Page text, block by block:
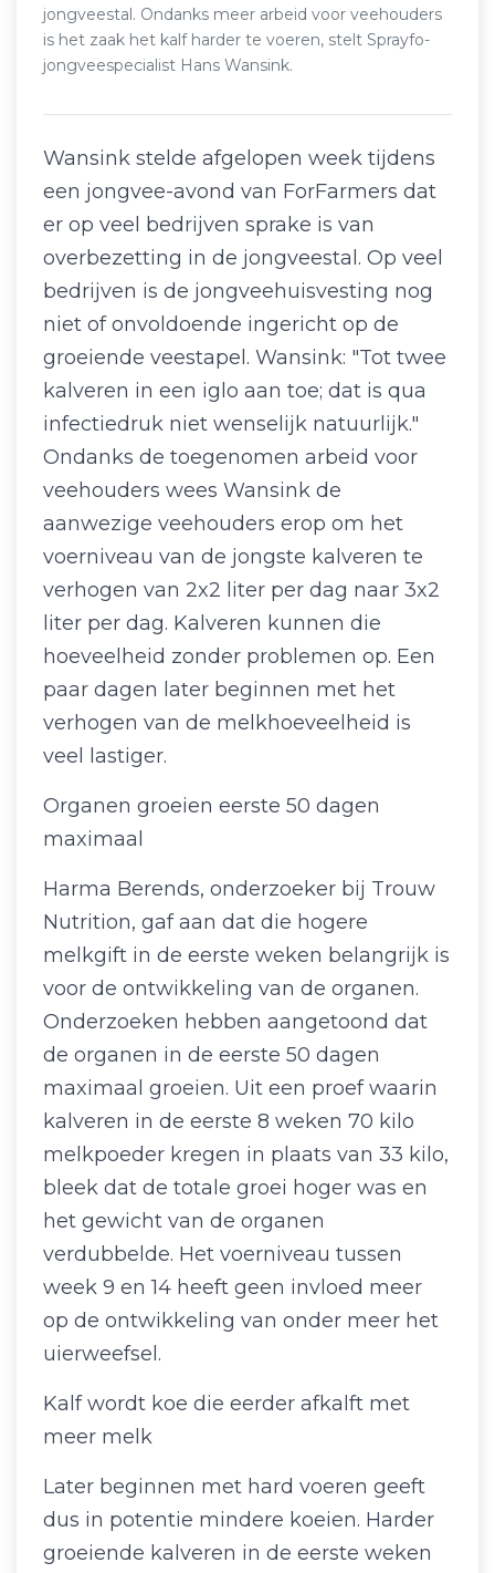
jongveestal. Ondanks meer arbeid voor veehouders
is het zaak het kalf harder te voeren, stelt Sprayfo-
jongveespecialist Hans Wansink.
Wansink stelde afgelopen week tijdens
een jongvee-avond van ForFarmers dat
er op veel bedrijven sprake is van
overbezetting in de jongveestal. Op veel
bedrijven is de jongveehuisvesting nog
niet of onvoldoende ingericht op de
groeiende veestapel. Wansink: "Tot twee
kalveren in een iglo aan toe; dat is qua
infectiedruk niet wenselijk natuurlijk."
Ondanks de toegenomen arbeid voor
veehouders wees Wansink de
aanwezige veehouders erop om het
voerniveau van de jongste kalveren te
verhogen van 2x2 liter per dag naar 3x2
liter per dag. Kalveren kunnen die
hoeveelheid zonder problemen op. Een
paar dagen later beginnen met het
verhogen van de melkhoeveelheid is
veel lastiger.
Organen groeien eerste 50 dagen
maximaal
Harma Berends, onderzoeker bij Trouw
Nutrition, gaf aan dat die hogere
melkgift in de eerste weken belangrijk is
voor de ontwikkeling van de organen.
Onderzoeken hebben aangetoond dat
de organen in de eerste 50 dagen
maximaal groeien. Uit een proef waarin
kalveren in de eerste 8 weken 70 kilo
melkpoeder kregen in plaats van 33 kilo,
bleek dat de totale groei hoger was en
het gewicht van de organen
verdubbelde. Het voerniveau tussen
week 9 en 14 heeft geen invloed meer
op de ontwikkeling van onder meer het
uierweefsel.
Kalf wordt koe die eerder afkalft met
meer melk
Later beginnen met hard voeren geeft
dus in potentie mindere koeien. Harder
groeiende kalveren in de eerste weken